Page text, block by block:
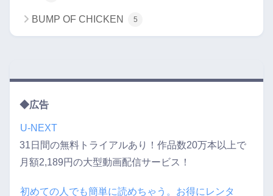
BUMP OF CHICKEN 5
◆広告
U-NEXT
31日間の無料トライアルあり！作品数20万本以上で
月額2,189円の大型動画配信サービス！
初めての人でも簡単に読めちゃう。お得にレンタ